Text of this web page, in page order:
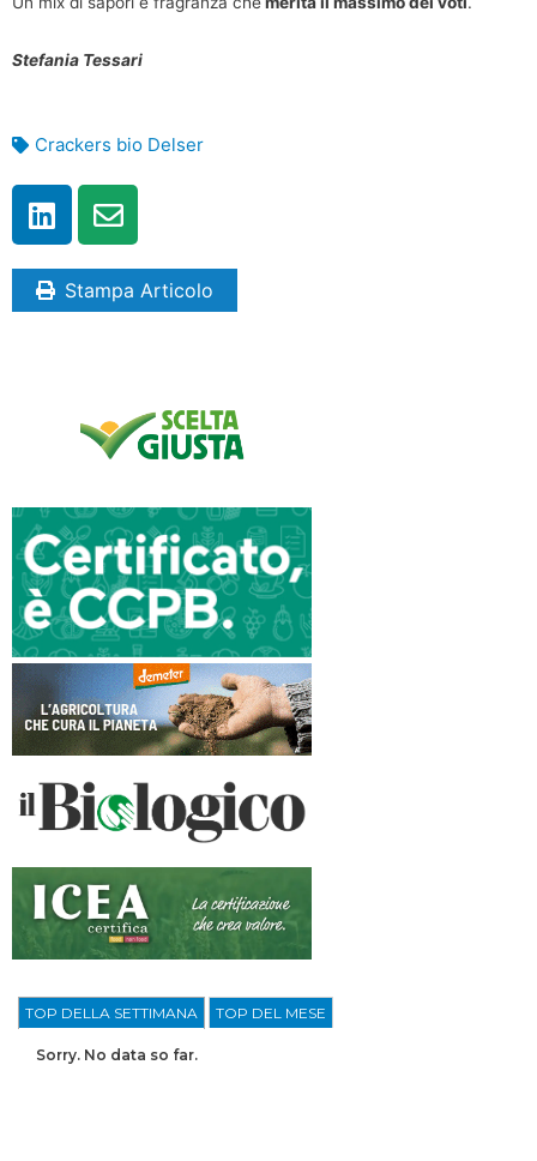
Stefania Tessari
Crackers bio Delser
Stampa Articolo
TOP DELLA SETTIMANA TOP DEL MESE
Sorry. No data so far.